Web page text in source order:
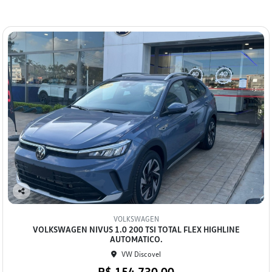
Co
VOLKSWAGEN
VOLKSWAGEN NIVUS 1.0 200 TSI TOTAL FLEX HIGHLINE
AUTOMATICO.
VW Discovel